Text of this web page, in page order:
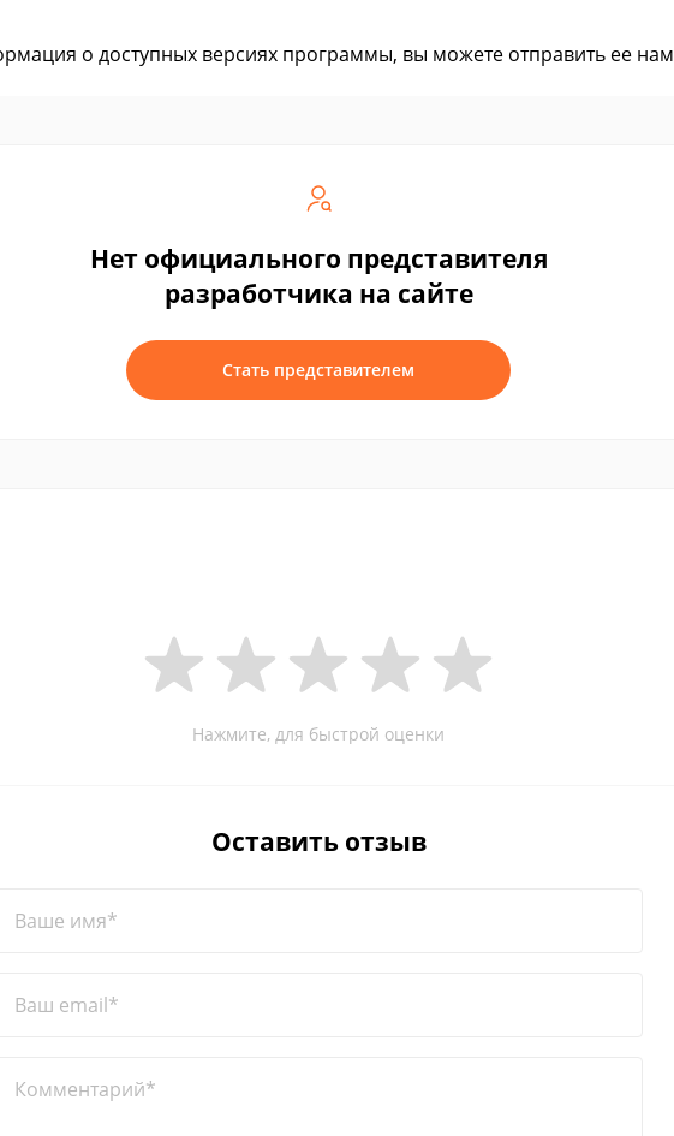
о доступных версиях программы, вы можете отправить ее нам
Нет официального представителя
разработчика на сайте
Стать представителем
Нажмите, для быстрой оценки
Оставить отзыв
Ваше имя*
Ваш email*
Комментарий*